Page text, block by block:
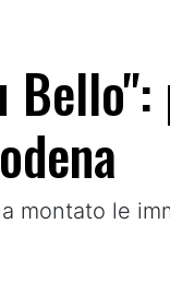
montato le